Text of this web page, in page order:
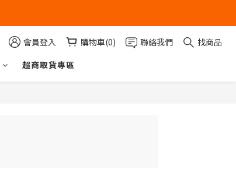
會員登入 購物車(0) 聯絡我們
找商品
超商取貨專區